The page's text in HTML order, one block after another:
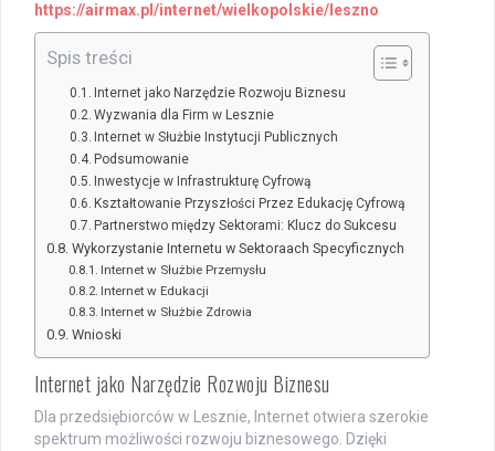
https://airmax.pl/internet/wielkopolskie/leszno
Spis treści
Internet jako Narzędzie Rozwoju Biznesu
Wyzwania dla Firm w Lesznie
Internet w Służbie Instytucji Publicznych
Podsumowanie
Inwestycje w Infrastrukturę Cyfrową
Kształtowanie Przyszłości Przez Edukację Cyfrową
Partnerstwo między Sektorami: Klucz do Sukcesu
Wykorzystanie Internetu w Sektoraach Specyficznych
Internet w Służbie Przemysłu
Internet w Edukacji
Internet w Służbie Zdrowia
Wnioski
Internet jako Narzędzie Rozwoju Biznesu
Dla przedsiębiorców w Lesznie, Internet otwiera szerokie
spektrum możliwości rozwoju biznesowego. Dzięki